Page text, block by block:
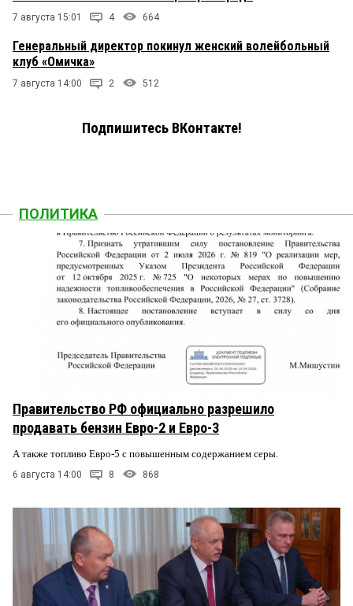
7 августа 15:01 4 664
Генеральный директор покинул женский волейбольный
клуб «Омичка»
7 августа 14:00 2 512
Подпишитесь ВКонтакте!
ПОЛИТИКА
Правительство РФ официально разрешило
продавать бензин Евро-2 и Евро-3
А также топливо Евро-5 с повышенным содержанием серы.
6 августа 14:00 8 868